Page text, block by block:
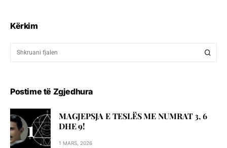
Kërkim
Postime të Zgjedhura
MAGJEPSJA E TESLËS ME NUMRAT 3, 6
DHE 9!
1 MARS, 2026